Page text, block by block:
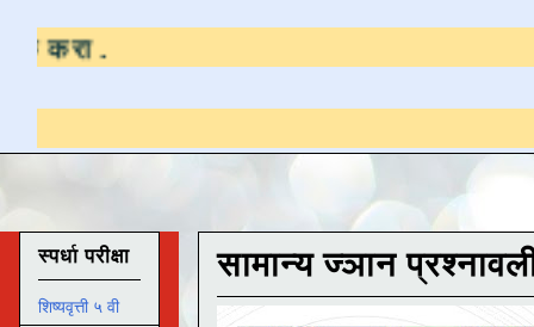
येथे क्लिक करा
सामान्य ज्ञान
स्पर्धा परीक्षा
शिष्यवृत्ती ५ वी